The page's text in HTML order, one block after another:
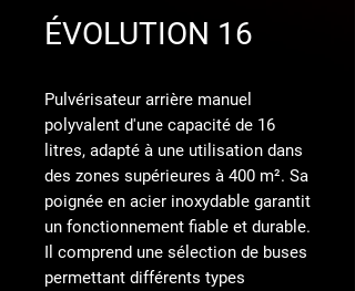
ÉVOLUTION 16
Pulvérisateur arrière manuel
polyvalent d'une capacité de 16
litres, adapté à une utilisation dans
des zones supérieures à 400 m². Sa
poignée en acier inoxydable garantit
un fonctionnement fiable et durable.
Il comprend une sélection de buses
permettant différents types